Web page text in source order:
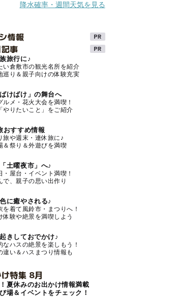
降水確率・週間天気を見る
情報
事
旅行に♪
い倉敷市の観光名所を紹介
巡り＆親子向けの体験充実
けばけ」の舞台へ
ルメ・花火大会を満喫！
やりたいこと」をご紹介
おすすめ情報
旅や週末・連休旅に♪
＆祭り＆外遊びを満喫
土曜夜市」へ♪
・屋台・イベント満喫！
で、親子の思い出作り
に癒やされる♪
を着て風鈴市・まつりへ！
体験や絶景を満喫しよう
きしておでかけ♪
なハスの絶景を楽しもう！
違い＆ハスまつり情報も
特集 8月
夏休みのお出かけ情報満載
場＆イベントをチェック！